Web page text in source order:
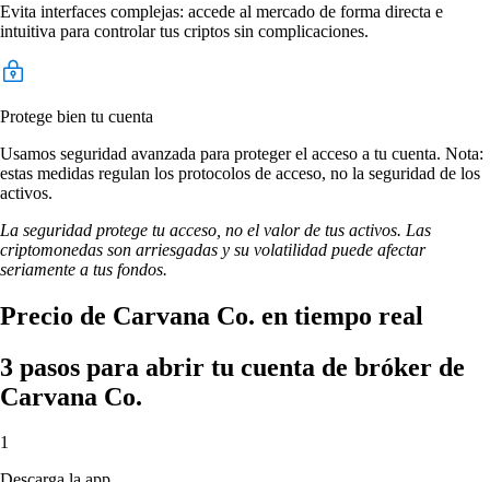
Evita interfaces complejas: accede al mercado de forma directa e
intuitiva para controlar tus criptos sin complicaciones.
Protege bien tu cuenta
Usamos seguridad avanzada para proteger el acceso a tu cuenta. Nota:
estas medidas regulan los protocolos de acceso, no la seguridad de los
activos.
La seguridad protege tu acceso, no el valor de tus activos. Las
criptomonedas son arriesgadas y su volatilidad puede afectar
seriamente a tus fondos.
Precio de Carvana Co. en tiempo real
3 pasos para abrir tu cuenta de bróker de
Carvana Co.
1